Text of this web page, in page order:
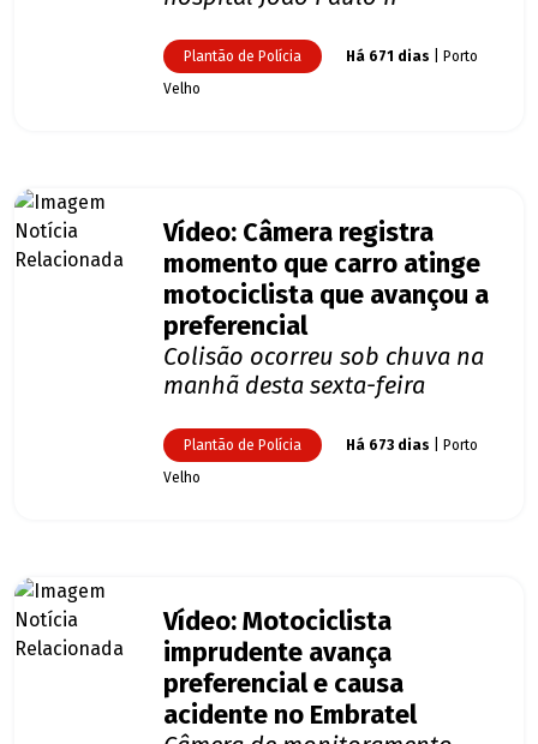
Plantão de Polícia Há 671 dias | Porto
Velho
Vídeo: Câmera registra
momento que carro atinge
motociclista que avançou a
preferencial
Colisão ocorreu sob chuva na
manhã desta sexta-feira
Plantão de Polícia Há 673 dias | Porto
Velho
Vídeo: Motociclista
imprudente avança
preferencial e causa
acidente no Embratel